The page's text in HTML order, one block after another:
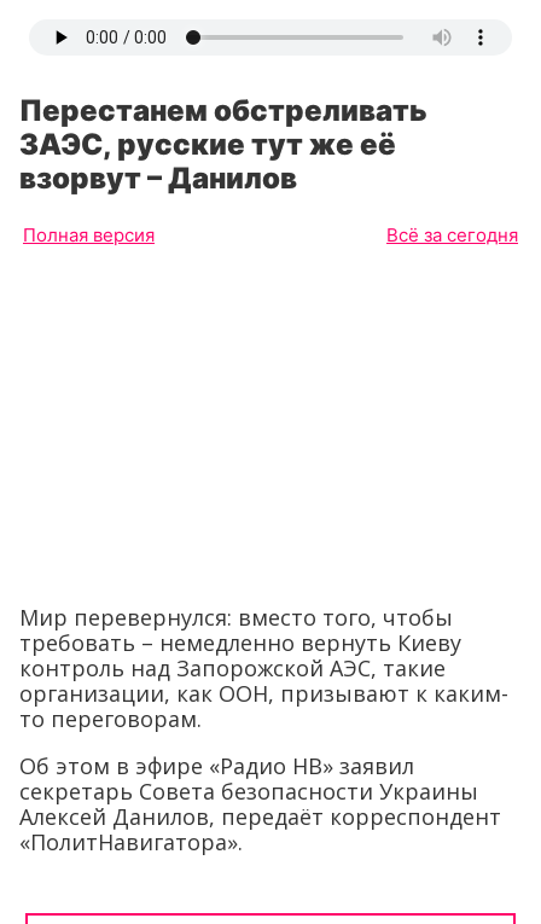
Перестанем обстреливать
ЗАЭС, русские тут же её
взорвут – Данилов
Полная версия Всё за сегодня
Мир перевернулся: вместо того, чтобы
требовать – немедленно вернуть Киеву
контроль над Запорожской АЭС, такие
организации, как ООН, призывают к каким-
то переговорам.
Об этом в эфире «Радио НВ» заявил
секретарь Совета безопасности Украины
Алексей Данилов, передаёт корреспондент
«ПолитНавигатора».